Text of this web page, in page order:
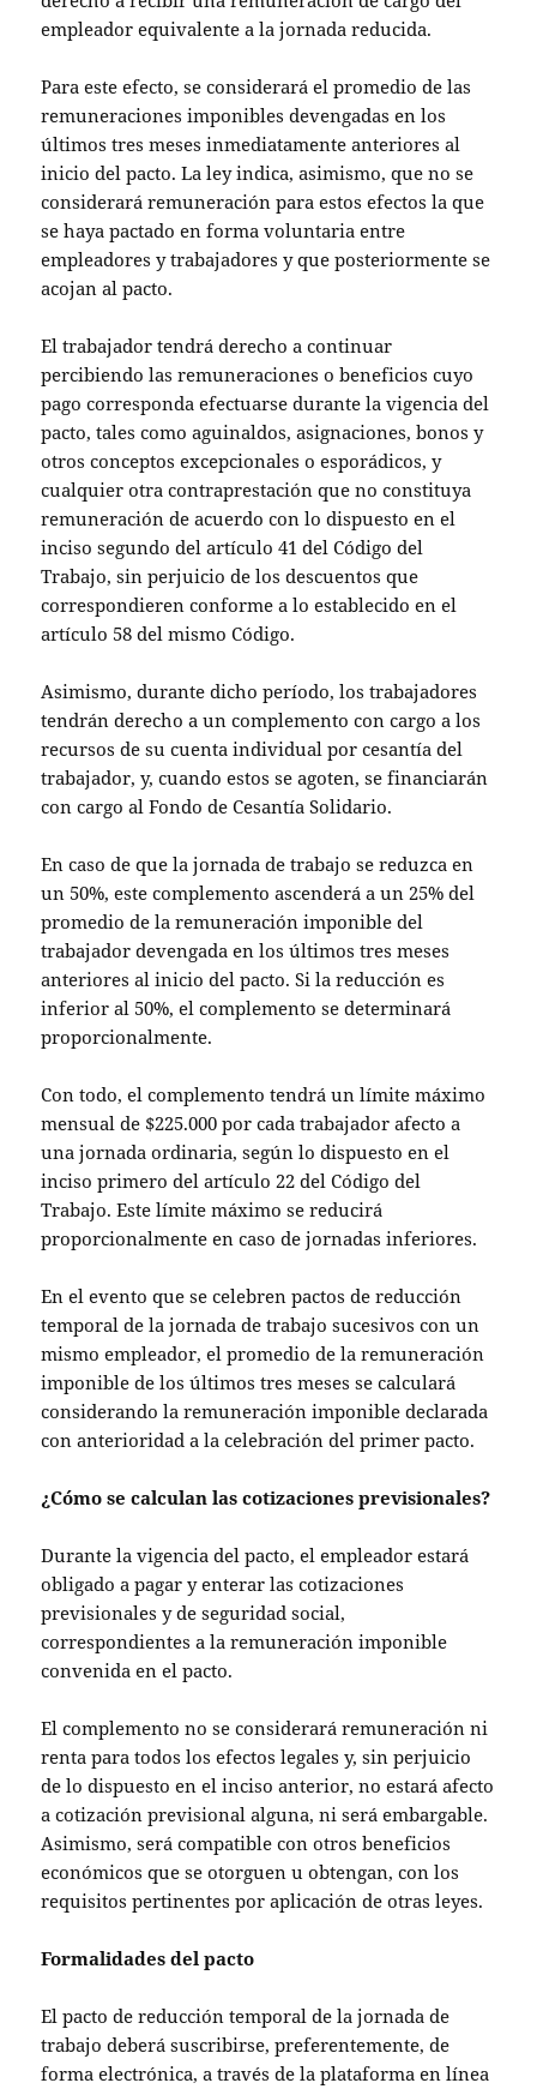
empleador equivalente a la jornada reducida.
Para este efecto, se considerará el promedio de las
remuneraciones imponibles devengadas en los
últimos tres meses inmediatamente anteriores al
inicio del pacto. La ley indica, asimismo, que no se
considerará remuneración para estos efectos la que
se haya pactado en forma voluntaria entre
empleadores y trabajadores y que posteriormente se
acojan al pacto.
El trabajador tendrá derecho a continuar
percibiendo las remuneraciones o beneficios cuyo
pago corresponda efectuarse durante la vigencia del
pacto, tales como aguinaldos, asignaciones, bonos y
otros conceptos excepcionales o esporádicos, y
cualquier otra contraprestación que no constituya
remuneración de acuerdo con lo dispuesto en el
inciso segundo del artículo 41 del Código del
Trabajo, sin perjuicio de los descuentos que
correspondieren conforme a lo establecido en el
artículo 58 del mismo Código.
Asimismo, durante dicho período, los trabajadores
tendrán derecho a un complemento con cargo a los
recursos de su cuenta individual por cesantía del
trabajador, y, cuando estos se agoten, se financiarán
con cargo al Fondo de Cesantía Solidario.
En caso de que la jornada de trabajo se reduzca en
un 50%, este complemento ascenderá a un 25% del
promedio de la remuneración imponible del
trabajador devengada en los últimos tres meses
anteriores al inicio del pacto. Si la reducción es
inferior al 50%, el complemento se determinará
proporcionalmente.
Con todo, el complemento tendrá un límite máximo
mensual de $225.000 por cada trabajador afecto a
una jornada ordinaria, según lo dispuesto en el
inciso primero del artículo 22 del Código del
Trabajo. Este límite máximo se reducirá
proporcionalmente en caso de jornadas inferiores.
En el evento que se celebren pactos de reducción
temporal de la jornada de trabajo sucesivos con un
mismo empleador, el promedio de la remuneración
imponible de los últimos tres meses se calculará
considerando la remuneración imponible declarada
con anterioridad a la celebración del primer pacto.
¿Cómo se calculan las cotizaciones previsionales?
Durante la vigencia del pacto, el empleador estará
obligado a pagar y enterar las cotizaciones
previsionales y de seguridad social,
correspondientes a la remuneración imponible
convenida en el pacto.
El complemento no se considerará remuneración ni
renta para todos los efectos legales y, sin perjuicio
de lo dispuesto en el inciso anterior, no estará afecto
a cotización previsional alguna, ni será embargable.
Asimismo, será compatible con otros beneficios
económicos que se otorguen u obtengan, con los
requisitos pertinentes por aplicación de otras leyes.
Formalidades del pacto
El pacto de reducción temporal de la jornada de
trabajo deberá suscribirse, preferentemente, de
forma electrónica, a través de la plataforma en línea